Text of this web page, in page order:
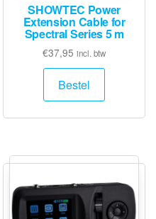
SHOWTEC Power
Extension Cable for
Spectral Series 5 m
€37,95 incl. btw
Bestel